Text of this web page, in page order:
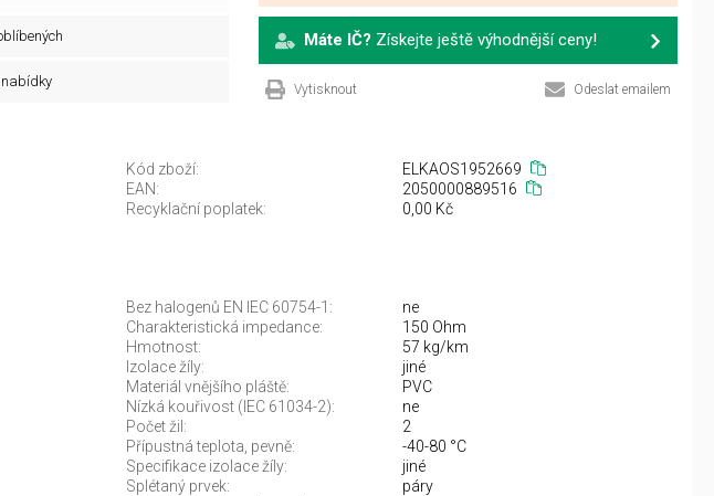
Máte IČ? Získejte ještě výhodnější ceny!
Vytisknout Odeslat emailem
Kód zboží:
ELKAOS1952669
EAN:
2050000889516
Recyklační poplatek:
0,00 Kč
Bez halogenů EN IEC 60754-1:
ne
Charakteristická impedance:
150 Ohm
Hmotnost:
57 kg/km
Izolace žíly:
jiné
Materiál vnějšího pláště:
PVC
Nízká kouřivost (IEC 61034-2):
ne
Počet žil:
2
Přípustná teplota, pevně:
-40-80 °C
Specifikace izolace žíly:
jiné
Splétaný prvek:
páry